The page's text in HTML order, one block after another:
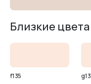
Близкие
f135